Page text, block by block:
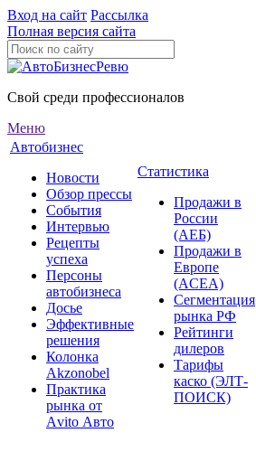
Вход на сайт Рассылка
Полная версия сайта
Свой среди профессионалов
Меню
Автобизнес
Новости
Обзор прессы
События
Интервью
Рецепты
успеха
Персоны
автобизнеса
Досье
Эффективные
решения
Колонка
Akzonobel
Практика
рынка от
Аvito Авто
Статистика
Продажи в
России
(АЕБ)
Продажи в
Европе
(ACEA)
Сегментация
рынка РФ
Рейтинги
дилеров
Тарифы
каско (ЭЛТ-
ПОИСК)